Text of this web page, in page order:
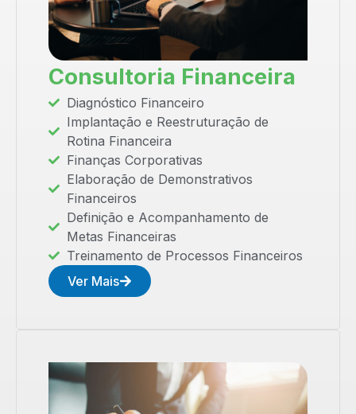
Consultoria Financeira
Diagnóstico Financeiro
Implantação e Reestruturação de
Rotina Financeira
Finanças Corporativas
Elaboração de Demonstrativos
Financeiros
Definição e Acompanhamento de
Metas Financeiras
Treinamento de Processos Financeiros
Ver Mais